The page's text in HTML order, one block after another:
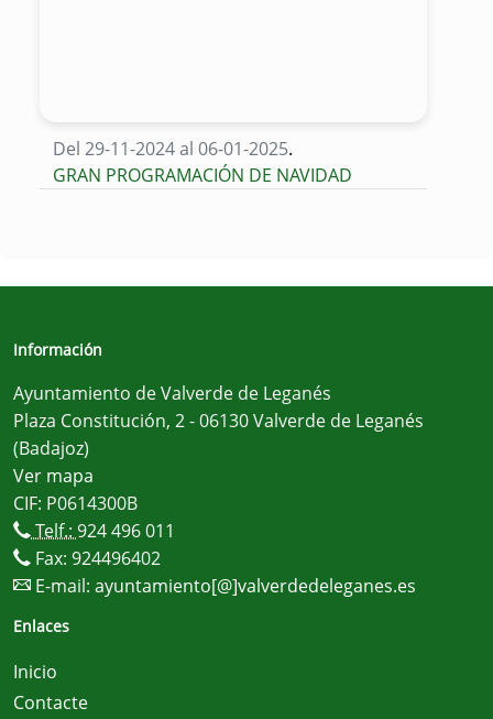
Del 29-11-2024 al 06-01-2025.
GRAN PROGRAMACIÓN DE NAVIDAD
Información
Ayuntamiento de Valverde de Leganés
Plaza Constitución, 2 - 06130 Valverde de Leganés
(Badajoz)
Ver mapa
CIF: P0614300B
Telf.: 924 496 011
Fax: 924496402
E-mail: ayuntamiento[@]valverdedeleganes.es
Enlaces
Inicio
Contacte